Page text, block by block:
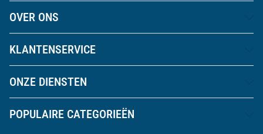
OVER ONS
KLANTENSERVICE
ONZE DIENSTEN
POPULAIRE CATEGORIEËN